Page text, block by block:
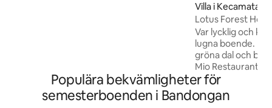
Villa i Kecamatan
Lotus Forest
Var lycklig och
lugna boende.
gröna dal och
Mio Restaurant.
Forest Villa
pool. På samma
badrummet och
Populära bekvämligheter för
semesterboenden i Bandongan